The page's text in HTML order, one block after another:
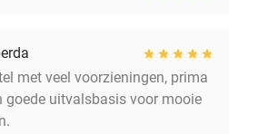
met veel voorzieningen, prima
goede uitvalsbasis voor mooie